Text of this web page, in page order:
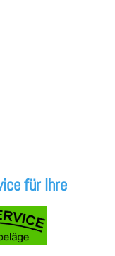
für Ihre